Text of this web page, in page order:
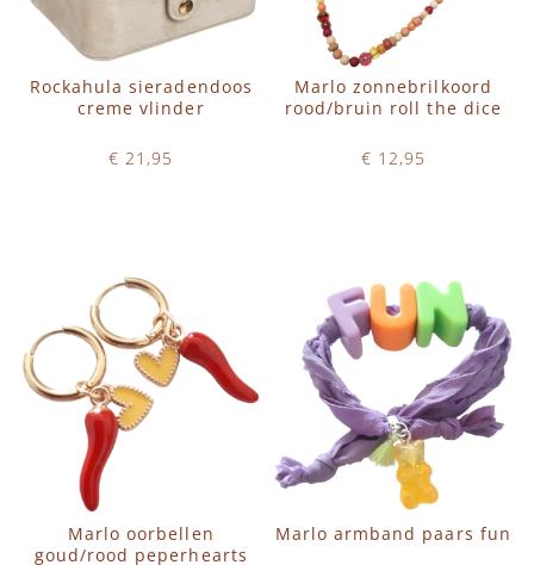
Rockahula sieradendoos
creme vlinder
€ 21,95
Marlo zonnebrilkoord
rood/bruin roll the dice
€ 12,95
Marlo oorbellen
goud/rood peperhearts
Marlo armband paars fun